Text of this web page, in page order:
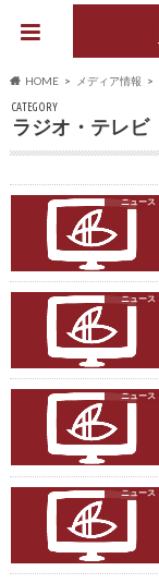
HOME メディア情報
CATEGORY
ラジオ・テレビ
ニュース
ニュース
ニュース
ニュース